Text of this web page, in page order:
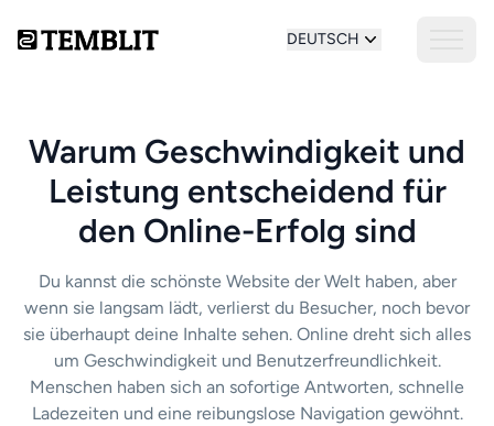
DEUTSCH
Warum Geschwindigkeit und
Leistung entscheidend für
den Online-Erfolg sind
Du kannst die schönste Website der Welt haben, aber
wenn sie langsam lädt, verlierst du Besucher, noch bevor
sie überhaupt deine Inhalte sehen. Online dreht sich alles
um Geschwindigkeit und Benutzerfreundlichkeit.
Menschen haben sich an sofortige Antworten, schnelle
Ladezeiten und eine reibungslose Navigation gewöhnt.